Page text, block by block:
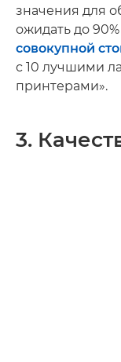
значения для
ожидать до
совокупной
с 10 лучшими
принтерами».
3.